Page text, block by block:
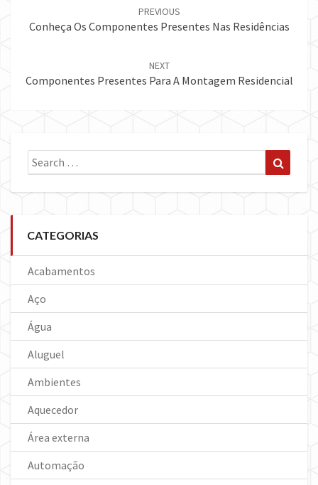
PREVIOUS
Conheça Os Componentes Presentes Nas Residências
NEXT
Componentes Presentes Para A Montagem Residencial
Search
for:
CATEGORIAS
Acabamentos
Aço
Água
Aluguel
Ambientes
Aquecedor
Área externa
Automação